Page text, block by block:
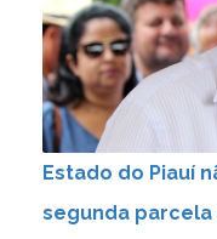
Estado do Piauí
segunda parcela